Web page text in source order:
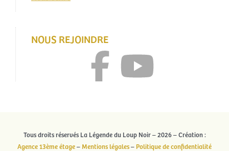
NOUS REJOINDRE
Tous droits réservés La Légende du Loup Noir – 2026 – Création :
Agence 13ème étage–Mentions légales– Politique de confidentialité